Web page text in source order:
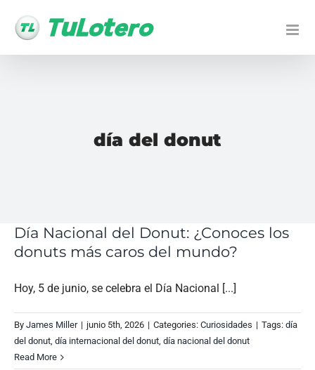
día del donut
Día Nacional del Donut: ¿Conoces los
donuts más caros del mundo?
Hoy, 5 de junio, se celebra el Día Nacional [...]
By James Miller | junio 5th, 2026 | Categories: Curiosidades | Tags: día
del donut, día internacional del donut, día nacional del donut
Read More